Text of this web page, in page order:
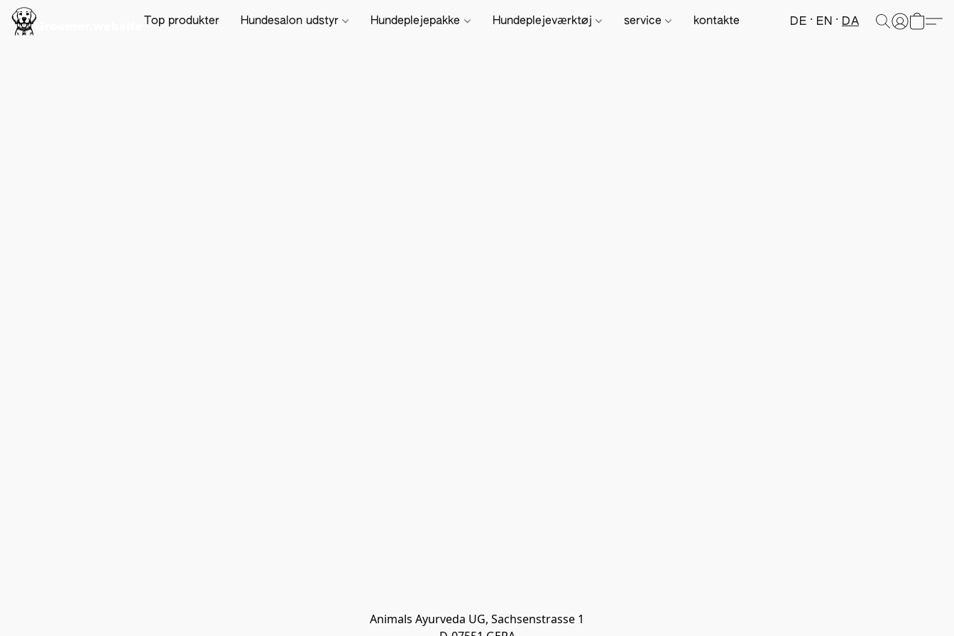
Top produkter Hundesalon udstyr Hundeplejepakke Hundeplejeværktøj service kontakte DE EN DA
Animals Ayurveda UG, Sachsenstrasse 1